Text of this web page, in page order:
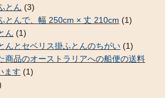
とん (3)
とんで、幅 250cm × 丈 210cm (1)
ん (1)
んとセベリス掛ふとんのちがい (1)
商品のオーストラリアへの船便の送料
ます (1)